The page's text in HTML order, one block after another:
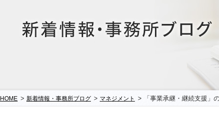
HOME > 新着情報・事務所ブログ > マネジメント > 「事業承継・継続支援」